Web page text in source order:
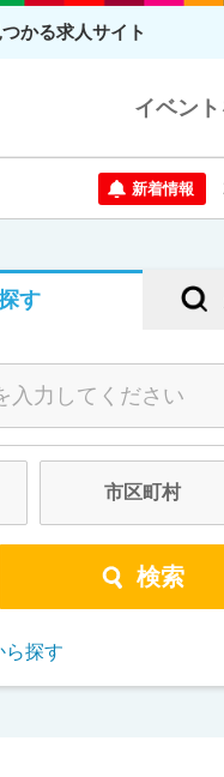
かる求人サイト
イベン
新着情報
す
市区町村
検索
ら探す